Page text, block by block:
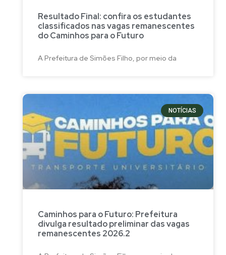
Resultado Final: confira os estudantes
classificados nas vagas remanescentes
do Caminhos para o Futuro
A Prefeitura de Simões Filho, por meio da
NOTÍCIAS
Caminhos para o Futuro: Prefeitura
divulga resultado preliminar das vagas
remanescentes 2026.2